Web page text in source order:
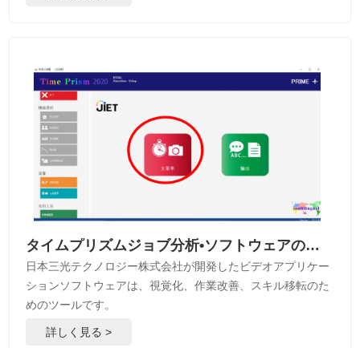
タイムプリズムジョブ分析•ソフトウェアの改善
日本三光テクノロジー株式会社が開発したビデオアプリケー
ションソフトウェアは、視覚化、作業改善、スキル移転のた
めのツールです。
詳しく見る >